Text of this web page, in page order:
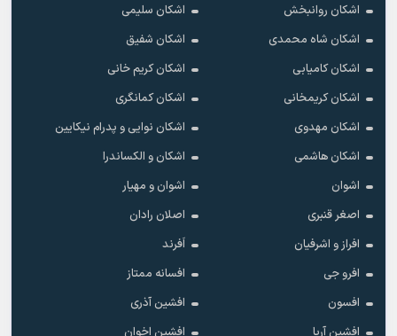
اشکان روانبخش
اشکان سلیمی
اشکان شاه محمدی
اشکان شفیق
اشکان کامیابی
اشکان کریم خانی
اشکان کریمخانی
اشکان کمانگری
اشکان مهدوی
اشکان نوایی و پدرام نیکایین
اشکان هاشمی
اشکان و الکساندرا
اشوان
اشوان و مهیار
اصغر قنبری
اصلان رادان
افراز و اشرفیان
اَفرند
افرو جی
افسانه ممتاز
افسون
افشین آذری